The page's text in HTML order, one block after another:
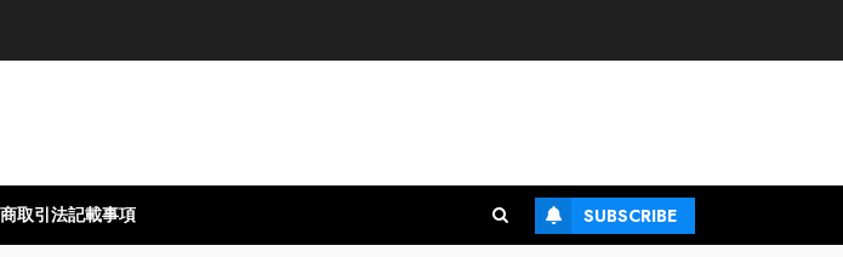
取引法記載事項 SUBSCRIBE